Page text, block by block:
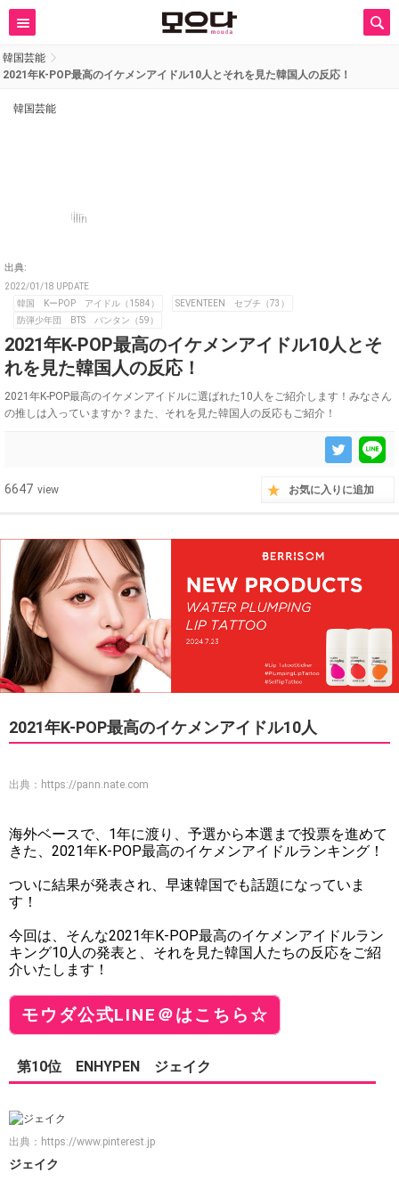
韓国芸能
2021年K-POP最高のイケメンアイドル10人とそれを見た韓国人の反応！
韓国芸能
ilin
出典:
2022/01/18 UPDATE
韓国 KーPOP アイドル（1584）
SEVENTEEN セブチ（73）
防弾少年団 BTS バンタン（59）
2021年K-POP最高のイケメンアイドル10人とそ
れを見た韓国人の反応！
2021年K-POP最高のイケメンアイドルに選ばれた10人をご紹介します！みなさん
の推しは入っていますか？また、それを見た韓国人の反応もご紹介！
6647 view お気に入りに追加
2021年K-POP最高のイケメンアイドル10人
出典： https://pann.nate.com
海外ベースで、1年に渡り、予選から本選まで投票を進めて
きた、2021年K-POP最高のイケメンアイドルランキング！
ついに結果が発表され、早速韓国でも話題になっていま
す！
今回は、そんな2021年K-POP最高のイケメンアイドルラン
キング10人の発表と、それを見た韓国人たちの反応をご紹
介いたします！
モウダ公式LINE＠はこちら☆
第10位 ENHYPEN ジェイク
出典： https://www.pinterest.jp
ジェイク